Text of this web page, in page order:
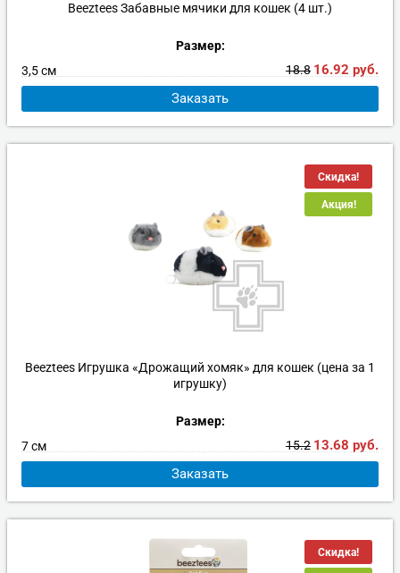
Beeztees Забавные мячики для кошек (4 шт.)
Размер:
3,5 см
18.8 16.92 руб.
Заказать
Скидка!
Акция!
Beeztees Игрушка «Дрожащий хомяк» для кошек (цена за 1
игрушку)
Размер:
7 см
15.2 13.68 руб.
Заказать
Скидка!